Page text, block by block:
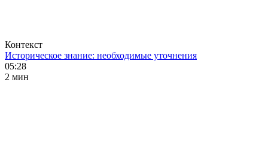
Контекст
Историческое знание: необходимые уточнения
05:28
2 мин